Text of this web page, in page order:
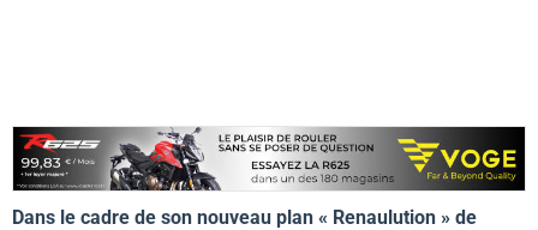
Dans le cadre de son nouveau plan « Renaulution » de